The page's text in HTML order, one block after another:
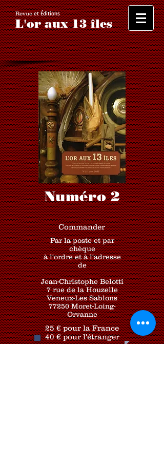
Revueet Éditions
L'or aux 13 îles
Numéro 2
Commander
Par la poste et par
chèque
à l'ordre et à l'adresse
de
Jean-Christophe Belotti
7 rue de la Houzelle
Veneux-Les Sablons
77250 Moret-Loing-
Orvanne
25 € pour la France
40 € pour l'étranger